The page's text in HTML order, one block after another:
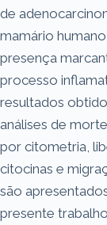
de
mamário
presença
processo
resultados
análises de
por citometria,
citocinas e
são
presente